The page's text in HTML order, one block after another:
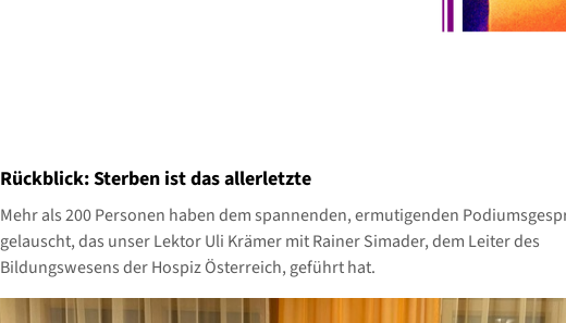
Rückblick: Sterben ist das allerletzte
Mehr als 200 Personen haben dem spannenden, ermutigenden
gelauscht, das unser Lektor Uli Krämer mit Rainer Simader, dem Leiter des
Bildungswesens der Hospiz Österreich, geführt hat.